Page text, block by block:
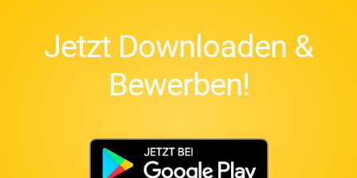
Jetzt Downloaden &
Bewerben!